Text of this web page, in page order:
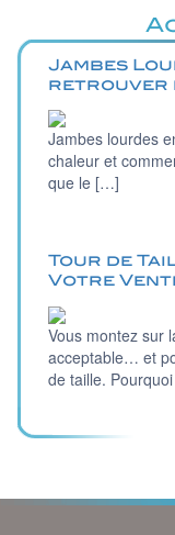
Jambes
retrouver
Jambes lourdes
chaleur et
que le […]
Tour de
Votre
Vous montez sur
acceptable… et
de taille.